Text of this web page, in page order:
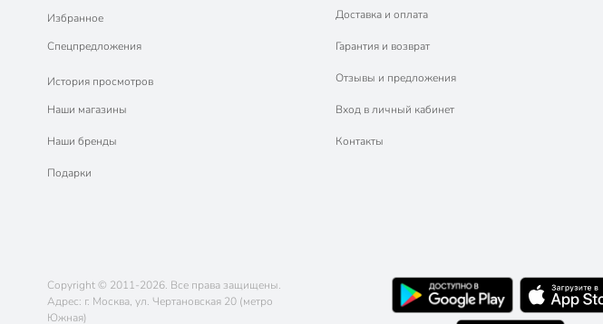
Избранное
Спецпредложения
История просмотров
Наши магазины
Наши бренды
Подарки
Доставка и оплата
Гарантия и возврат
Отзывы и предложения
Вход в личный кабинет
Контакты
Copyright © 2011-2026. Все права защищены.
Адрес: г. Москва, ул. Чертановская 20 (метро
Южная)